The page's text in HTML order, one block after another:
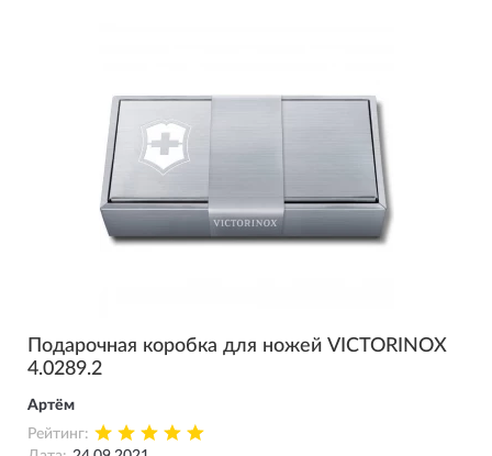
Подарочная коробка для ножей VICTORINOX
4.0289.2
Артём
Рейтинг: